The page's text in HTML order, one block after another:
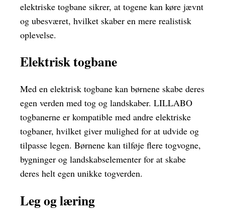
elektriske togbane sikrer, at togene kan køre jævnt
og ubesværet, hvilket skaber en mere realistisk
oplevelse.
Elektrisk togbane
Med en elektrisk togbane kan børnene skabe deres
egen verden med tog og landskaber. LILLABO
togbanerne er kompatible med andre elektriske
togbaner, hvilket giver mulighed for at udvide og
tilpasse legen. Børnene kan tilføje flere togvogne,
bygninger og landskabselementer for at skabe
deres helt egen unikke togverden.
Leg og læring